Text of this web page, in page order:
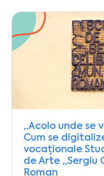
„Acolo unde se
Cum se
vocaționale
de Arte „Sergiu
Roman